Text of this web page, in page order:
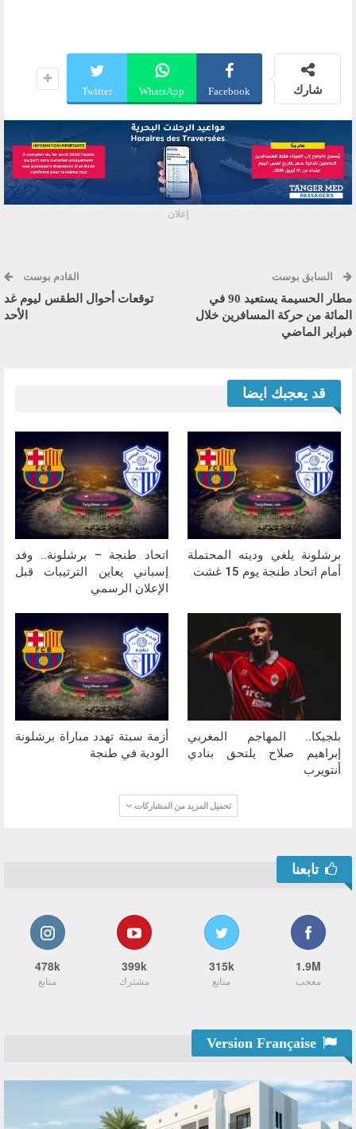
شارك Facebook
WhatsApp
Twitter
إعلان
السابق بوست
مطار الحسيمة يستعيد 90 في
المائة من حركة المسافرين خلال
فبراير الماضي
القادم بوست
توقعات أحوال الطقس ليوم غد
الأحد
قد يعجبك ايضا
برشلونة يلغي وديته المحتملة
أمام اتحاد طنجة يوم 15 غشت
اتحاد طنجة – برشلونة.. وفد
إسباني يعاين الترتيبات قبل
الإعلان الرسمي
بلجيكا.. المهاجم المغربي
إبراهيم صلاح يلتحق بنادي
أنتويرب
أزمة سبتة تهدد مباراة برشلونة
الودية في طنجة
تحميل المزيد من المشاركات
تابعنا
1.9M
معجب
315k
متابع
399k
مشترك
478k
متابع